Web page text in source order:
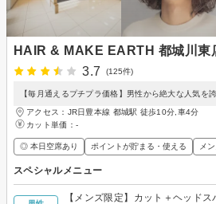
HAIR & MAKE EARTH 都城川東
3.7
(125件)
【毎月通えるプチプラ価格】男性から絶大な人気を
アクセス：JR日豊本線 都城駅 徒歩10分,車4分
カット単価： -
◎ 本日空席あり ポイントが貯まる・使える メ
スペシャルメニュー
【メンズ限定】カット＋ヘッドス